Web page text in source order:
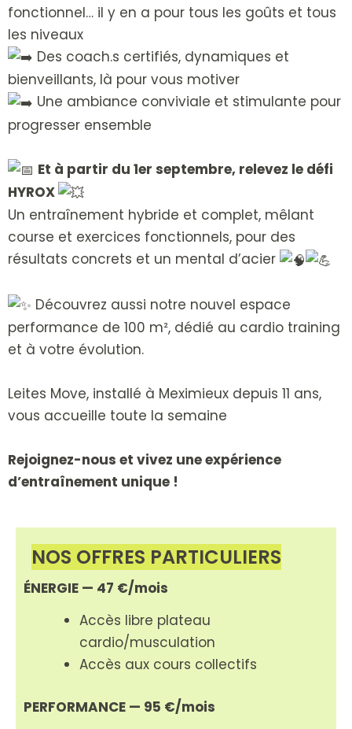
fonctionnel… il y en a pour tous les goûts et tous
les niveaux
Des coach.s certifiés, dynamiques et
bienveillants, là pour vous motiver
Une ambiance conviviale et stimulante pour
progresser ensemble
Et à partir du 1er septembre, relevez le défi
HYROX
Un entraînement hybride et complet, mêlant
course et exercices fonctionnels, pour des
résultats concrets et un mental d’acier
Découvrez aussi notre nouvel espace
performance de 100 m², dédié au cardio training
et à votre évolution.
Leites Move, installé à Meximieux depuis 11 ans,
vous accueille toute la semaine
Rejoignez-nous et vivez une expérience
d’entraînement unique !
NOS OFFRES PARTICULIERS
ÉNERGIE — 47 €/mois
Accès libre plateau
cardio/musculation
Accès aux cours collectifs
PERFORMANCE — 95 €/mois